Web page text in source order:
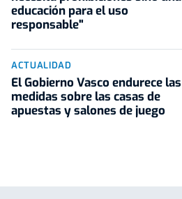
educación para el uso
responsable"
ACTUALIDAD
El Gobierno Vasco endurece las
medidas sobre las casas de
apuestas y salones de juego